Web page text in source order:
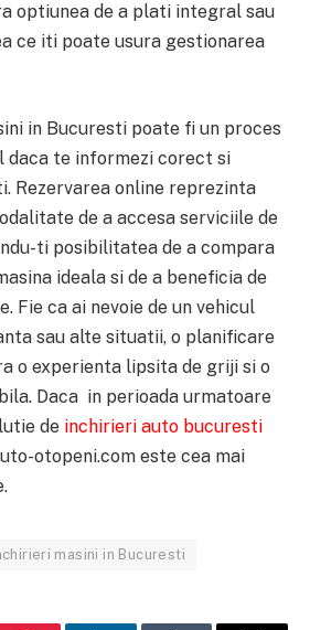
optiunea de a plati integral sau
ce iti poate usura gestionarea
in Bucuresti poate fi un proces
daca te informezi corect si
Rezervarea online reprezinta
de a accesa serviciile de
ti posibilitatea de a compara
ideala si de a beneficia de
Fie ca ai nevoie de un vehicul
sau alte situatii, o planificare
o experienta lipsita de griji si o
Daca in perioada urmatoare
de inchirieri auto bucuresti
otopeni.com este cea mai
masini in Bucuresti